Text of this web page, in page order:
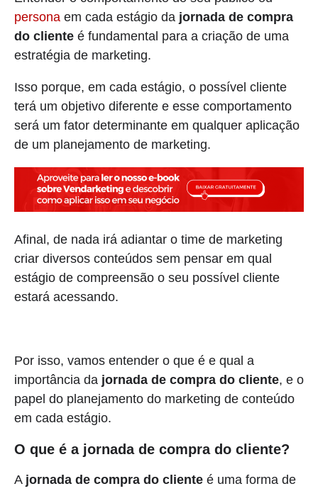
persona em cada estágio da jornada de compra
do cliente é fundamental para a criação de uma
estratégia de marketing.
Isso porque, em cada estágio, o possível cliente
terá um objetivo diferente e esse comportamento
será um fator determinante em qualquer aplicação
de um planejamento de marketing.
Afinal, de nada irá adiantar o time de marketing
criar diversos conteúdos sem pensar em qual
estágio de compreensão o seu possível cliente
estará acessando.
Por isso, vamos entender o que é e qual a
importância da jornada de compra do cliente, e o
papel do planejamento do marketing de conteúdo
em cada estágio.
O que é a jornada de compra do cliente?
A jornada de compra do cliente é uma forma de